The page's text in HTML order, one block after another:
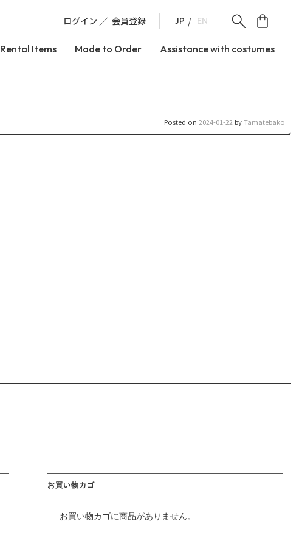
ログイン 会員登録 JP EN
Rental Items Made to Order Assistance with costumes
Posted on 2024-01-22 byTamatebako
お買い物カゴ
お買い物カゴに商品がありません。